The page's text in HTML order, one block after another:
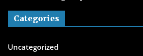
Categories
Uncategorized